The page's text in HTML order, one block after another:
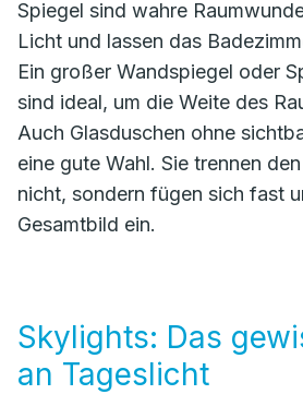
Spiegel sind wahre
Licht und lassen das
Ein großer Wandspiegel oder
sind ideal, um die Weite des
Auch Glasduschen ohne
eine gute Wahl. Sie trennen
nicht, sondern fügen sich fast
Gesamtbild ein.
Skylights: Das
an Tageslicht